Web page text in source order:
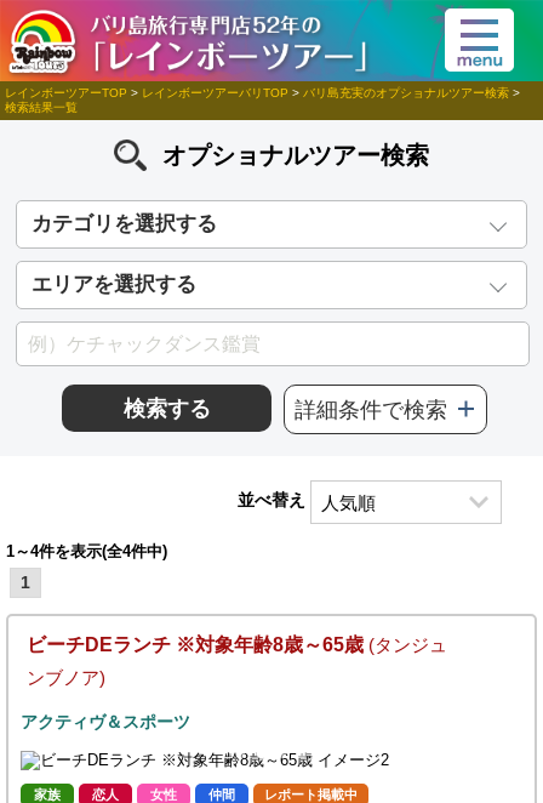
レインボーツアーTOP > レインボーツアーバリTOP > バリ島充実のオプショナルツアー検索 >
検索結果一覧
オプショナルツアー検索
カテゴリを選択する
エリアを選択する
検索する 詳細条件で検索
並べ替え
1～4件を表示(全4件中)
1
ビーチDEランチ ※対象年齢8歳～65歳 (タンジュ
ンブノア)
アクティヴ＆スポーツ
家族 恋人 女性 仲間 レポート掲載中